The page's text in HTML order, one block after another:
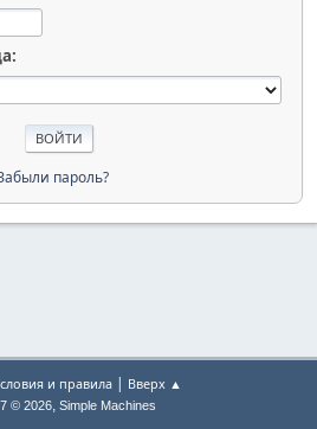
пароль?
и правила | Вверх ▲
© 2026, Simple Machines